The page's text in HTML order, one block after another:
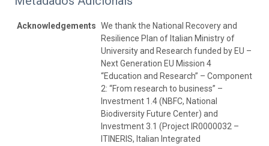
Acknowledgements We thank the National Recovery and
Resilience Plan of Italian Ministry of
University and Research funded by EU –
Next Generation EU Mission 4
“Education and Research” – Component
2: “From research to business” –
Investment 1.4 (NBFC, National
Biodiversity Future Center) and
Investment 3.1 (Project IR0000032 –
ITINERIS, Italian Integrated